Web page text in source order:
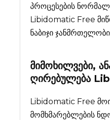
პროცესების
Libidomatic Free
ნაბიჯი
მიმოხილვები,
ღირებულება
Libidomatic Free
მომხმარებლების